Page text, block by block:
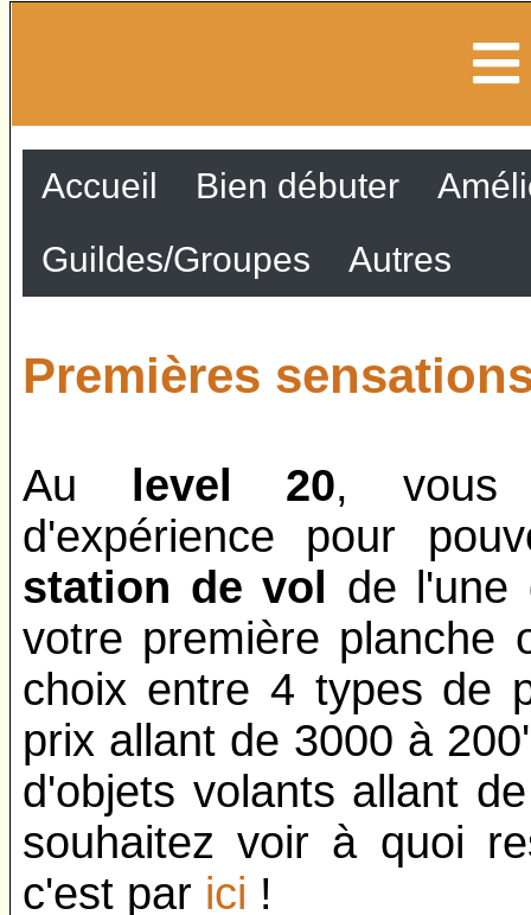
Accueil Bien débuter
Guildes/Groupes
Autres
Premières
Au level 20, vous
d'expérience pour
station de vol
de l'une
votre première planche
choix entre 4 types de
prix allant de 3000 à
d'objets volants allant
souhaitez voir à quoi
c'est par ici !